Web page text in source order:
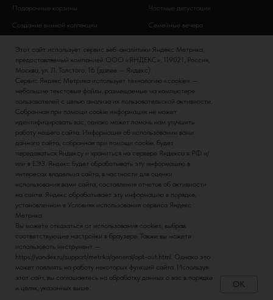
Этот сайт использует сервис веб-аналитики Яндекс Метрика,
предоставляемый компанией ООО «ЯНДЕКС», 119021, Россия,
Москва, ул. Л. Толстого, 16 (далее — Яндекс).
Сервис Яндекс Метрика использует технологию «cookie» —
небольшие текстовые файлы, размещаемые на компьютере
пользователей с целью анализа их пользовательской активности.
Собранная при помощи cookie информация не может
идентифицировать вас, однако может помочь нам улучшить
работу нашего сайта. Информация об использовании вами
данного сайта, собранная при помощи cookie, будет
передаваться Яндексу и храниться на сервере Яндекса в РФ и/
или в ЕЭЗ. Яндекс будет обрабатывать эту информацию в
интересах владельца сайта, в частности для оценки
использования вами сайта, составления отчетов об активности
на сайте. Яндекс обрабатывает эту информацию в порядке,
установленном в Условиях использования сервиса Яндекс
Метрика.
Вы можете отказаться от использования cookies, выбрав
соответствующие настройки в браузере. Также вы можете
использовать инструмент —
https://yandex.ru/support/metrika/general/opt-out.html. Однако это
может повлиять на работу некоторых функций сайта. Используя
этот сайт, вы соглашаетесь на обработку данных о вас в порядке
и целях, указанных выше.
OK
Подарочные корзины
Создание винной коллекции
Частные дегустации
Семейные вечера
Дни рождения
ИНФОРМАЦИЯ
Политика конфиденциальности
Контакты
Наша команда
Российские вина
Испанские вина
Немецкие вина
МИНЗДРАВ ПРЕДУПРЕЖДАЕТ: ЧРЕЗМЕРНОЕ
УПОТРЕБЛЕНИЕ АЛКОГОЛЯ ВРЕДИТ ВАШЕМУ